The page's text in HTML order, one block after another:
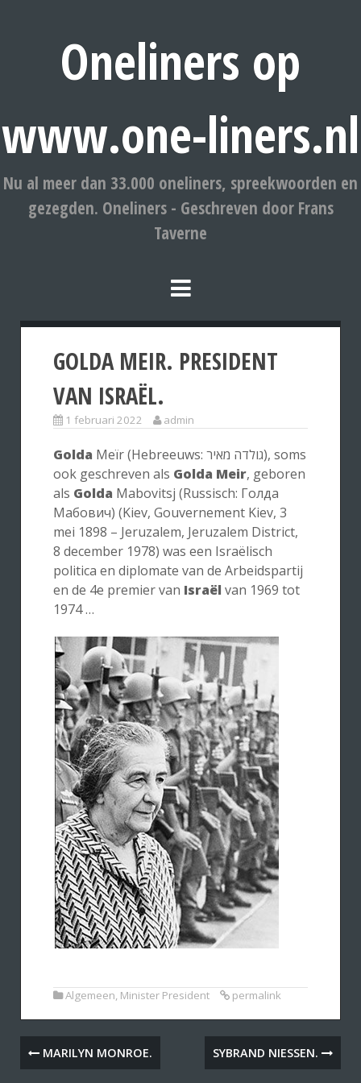
Oneliners op
www.one-liners.nl
Nu al meer dan 33.000 oneliners, spreekwoorden en
gezegden. Oneliners - Geschreven door Frans
Taverne
GOLDA MEIR. PRESIDENT
VAN ISRAËL.
1 februari 2022 admin
Golda Meïr (Hebreeuws: גולדה מאיר), soms
ook geschreven als Golda Meir, geboren
als Golda Mabovitsj (Russisch: Голда
Мабович) (Kiev, Gouvernement Kiev, 3
mei 1898 – Jeruzalem, Jeruzalem District,
8 december 1978) was een Israëlisch
politica en diplomate van de Arbeidspartij
en de 4e premier van Israël van 1969 tot
1974 …
Algemeen, Minister President permalink
MARILYN MONROE. SYBRAND NIESSEN.